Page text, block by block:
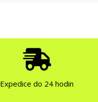
Expedice do 24 hodin